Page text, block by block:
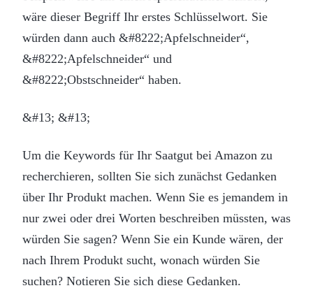
wäre dieser Begriff Ihr erstes Schlüsselwort. Sie
würden dann auch &#8222;Apfelschneider“,
&#8222;Apfelschneider“ und
&#8222;Obstschneider“ haben.
&#13; &#13;
Um die Keywords für Ihr Saatgut bei Amazon zu
recherchieren, sollten Sie sich zunächst Gedanken
über Ihr Produkt machen. Wenn Sie es jemandem in
nur zwei oder drei Worten beschreiben müssten, was
würden Sie sagen? Wenn Sie ein Kunde wären, der
nach Ihrem Produkt sucht, wonach würden Sie
suchen? Notieren Sie sich diese Gedanken.